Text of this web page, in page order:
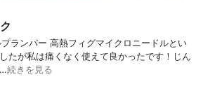
ランパー 高熱フィグマイクロニードルとい
たが私は痛くなく使えて良かったです！じん
続きを見る